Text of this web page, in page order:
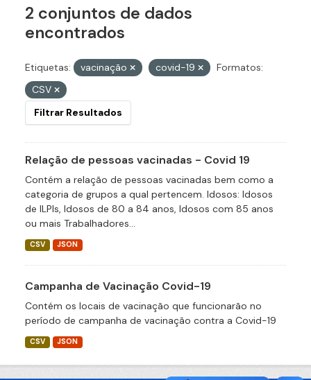
2 conjuntos de dados
encontrados
Etiquetas: vacinação covid-19
Formatos:
CSV
Filtrar Resultados
Relação de pessoas vacinadas - Covid 19
Contém a relação de pessoas vacinadas bem como a
categoria de grupos a qual pertencem. Idosos: Idosos
de ILPIs, Idosos de 80 a 84 anos, Idosos com 85 anos
ou mais Trabalhadores...
CSV JSON
Campanha de Vacinação Covid-19
Contém os locais de vacinação que funcionarão no
período de campanha de vacinação contra a Covid-19
CSV JSON